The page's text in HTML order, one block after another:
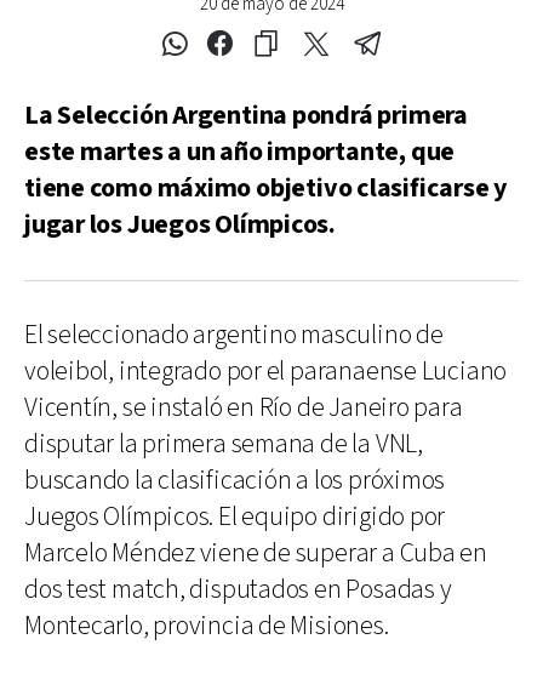
La Selección Argentina pondrá primera
este martes a un año importante, que
tiene como máximo objetivo clasificarse y
jugar los Juegos Olímpicos.
El seleccionado argentino masculino de
voleibol, integrado por el paranaense Luciano
Vicentín, se instaló en Río de Janeiro para
disputar la primera semana de la VNL,
buscando la clasificación a los próximos
Juegos Olímpicos. El equipo dirigido por
Marcelo Méndez viene de superar a Cuba en
dos test match, disputados en Posadas y
Montecarlo, provincia de Misiones.